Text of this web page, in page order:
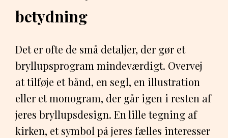
betydning
Det er ofte de små detaljer, der gør et
bryllupsprogram mindeværdigt. Overvej
at tilføje et bånd, en segl, en illustration
eller et monogram, der går igen i resten af
jeres bryllupsdesign. En lille tegning af
kirken, et symbol på jeres fælles interesser